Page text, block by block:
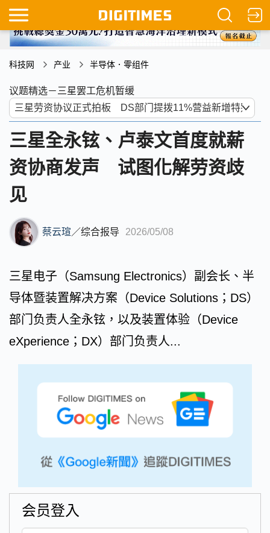
科技网 产业 半导体．零组件
议题精选－三星罢工危机暂缓
三星全永铉、卢泰文首度就薪
资协商发声 试图化解劳资歧
见
蔡云瑄／综合报导 2026/05/08
三星电子（Samsung Electronics）副会长、半
导体暨装置解决方案（Device Solutions；DS）
部门负责人全永铉，以及装置体验（Device
eXperience；DX）部门负责人...
会员登入